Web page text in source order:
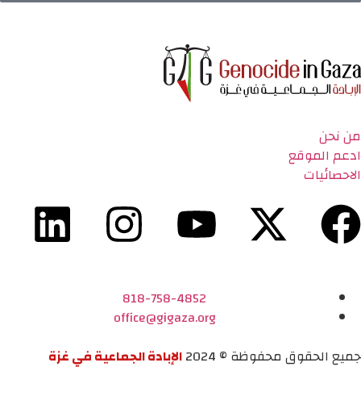
من نحن
ادعم الموقع
الاحصائيات
818-758-4852
office@gigaza.org
جميع الحقوق محفوظة © 2024
الإبادة الجماعية في غزة